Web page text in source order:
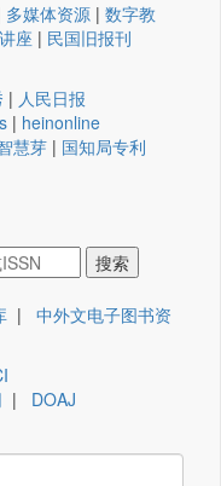
多媒体资源 | 数字教
座 | 民国旧报刊
| 人民日报
| heinonline
慧芽 | 国知局专利
| 中外文电子图书资
| DOAJ